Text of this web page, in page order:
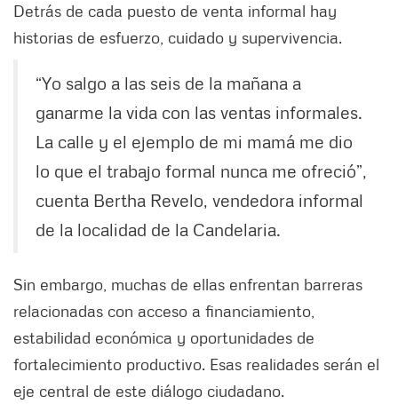
Detrás de cada puesto de venta informal hay
historias de esfuerzo, cuidado y supervivencia.
“Yo salgo a las seis de la mañana a
ganarme la vida con las ventas informales.
La calle y el ejemplo de mi mamá me dio
lo que el trabajo formal nunca me ofreció”,
cuenta Bertha Revelo, vendedora informal
de la localidad de la Candelaria.
Sin embargo, muchas de ellas enfrentan barreras
relacionadas con acceso a financiamiento,
estabilidad económica y oportunidades de
fortalecimiento productivo. Esas realidades serán el
eje central de este diálogo ciudadano.